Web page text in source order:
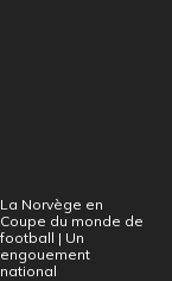
La Norvège en
Coupe du monde de
football | Un
engouement
national